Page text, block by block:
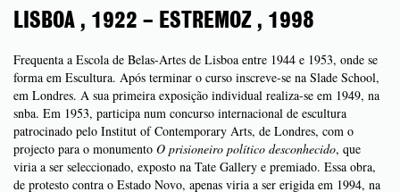
LISBOA , 1922 – ESTREMOZ , 1998
Frequenta a Escola de Belas-Artes de Lisboa entre 1944 e 1953, onde se
forma em Escultura. Após terminar o curso inscreve-se na Slade School,
em Londres. A sua primeira exposição individual realiza-se em 1949, na
snba. Em 1953, participa num concurso internacional de escultura
patrocinado pelo Institut of Contemporary Arts, de Londres, com o
projecto para o monumento O prisioneiro político desconhecido, que
viria a ser seleccionado, exposto na Tate Gallery e premiado. Essa obra,
de protesto contra o Estado Novo, apenas viria a ser erigida em 1994, na